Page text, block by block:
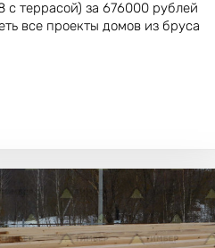
с террасой) за 676000 рублей
все проекты домов из бруса